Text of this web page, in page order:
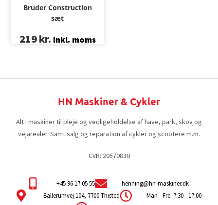
Bruder Construction
sæt
219kr. Inkl. moms
HN Maskiner & Cykler
Alt i maskiner til pleje og vedligeholdelse af have, park, skov og
vejarealer. Samt salg og reparation af cykler og scootere m.m.
CVR: 20570830
+45 96 17 05 55
henning@hn-maskiner.dk
Ballerumvej 104, 7700 Thisted
Man - Fre: 7:30 - 17:00